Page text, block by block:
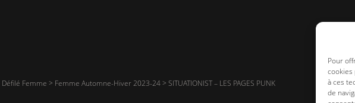
Pour
cookies
à ces
de
Défilé Femme > Femme Automne-Hiver 2023-24>SITUATIONIST – LES PAGES PUNK